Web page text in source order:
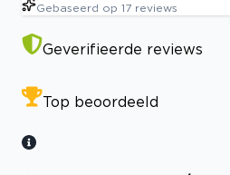
Gebaseerd op 17 reviews
Geverifieerde reviews
Top beoordeeld